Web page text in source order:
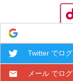
Twitter でロ
メール でロ